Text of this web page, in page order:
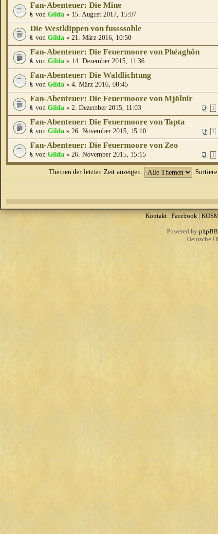
Fan-Abenteuer: Die Mine
von Gilda » 15. August 2017, 15:07
Die Westklippen von fussssohle
von Gilda » 21. März 2016, 10:50
Fan-Abenteuer: Die Feuermoore von Phéaghôn
von Gilda » 14. Dezember 2015, 11:36
Fan-Abenteuer: Die Waldlichtung
von Gilda » 4. März 2016, 08:45
Fan-Abenteuer: Die Feuermoore von Mjölnir
1
von Gilda » 2. Dezember 2015, 11:03
Fan-Abenteuer: Die Feuermoore von Tapta
1
von Gilda » 26. November 2015, 15:10
Fan-Abenteuer: Die Feuermoore von Zeo
1
von Gilda » 26. November 2015, 15:15
Themen der letzten Zeit anzeigen:
Kontakt| Facebook|
Powered by phpBB
Deutsche